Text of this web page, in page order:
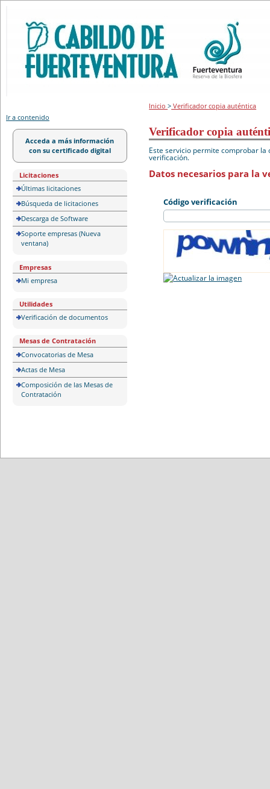
Ir a contenido
Acceda a más información
con su certificado digital
Licitaciones
Últimas licitaciones
Búsqueda de licitaciones
Descarga de Software
Soporte empresas (Nueva
ventana)
Empresas
Mi empresa
Utilidades
Verificación de documentos
Mesas de Contratación
Convocatorias de Mesa
Actas de Mesa
Composición de las Mesas de
Contratación
Inicio> Verificador copia auténtica
Verificador copia
Este servicio permite comprobar
verificación.
Datos necesarios para la
Código verificación